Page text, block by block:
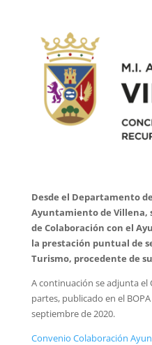
Desde el Departamento
Ayuntamiento de Villena,
de Colaboración con el
la prestación puntual de
Turismo, procedente de
A continuación se adjunta
partes, publicado en el
septiembre de 2020.
Convenio Colaboración